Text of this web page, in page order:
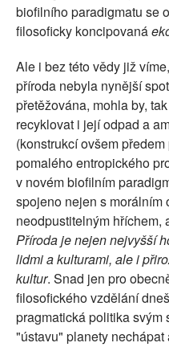
biofilního paradigmatu se
filosoficky koncipovaná
Ale i bez této vědy již
příroda nebyla nynější
přetěžována, mohla by,
recyklovat i její odpad a
(konstrukcí ovšem
pomalého entropického
v novém biofilním
spojeno nejen s morálním
neodpustitelným hříchem,
Příroda je nejen nejvyšší
lidmi a kulturami, ale i
kultur. Snad jen pro
filosofického vzdělání
pragmatická politika svým
"ústavu" planety nechápat